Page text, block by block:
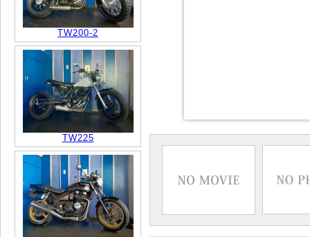
TW200-2
TW225